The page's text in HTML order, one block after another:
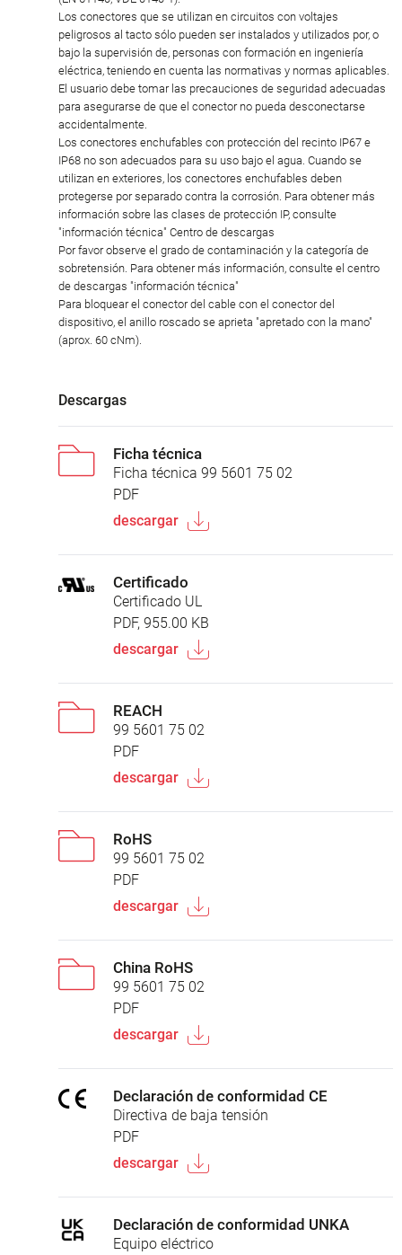
Los conectores que se utilizan en circuitos con voltajes
peligrosos al tacto sólo pueden ser instalados y utilizados por, o
bajo la supervisión de, personas con formación en ingeniería
eléctrica, teniendo en cuenta las normativas y normas aplicables.
El usuario debe tomar las precauciones de seguridad adecuadas
para asegurarse de que el conector no pueda desconectarse
accidentalmente.
Los conectores enchufables con protección del recinto IP67 e
IP68 no son adecuados para su uso bajo el agua. Cuando se
utilizan en exteriores, los conectores enchufables deben
protegerse por separado contra la corrosión. Para obtener más
información sobre las clases de protección IP, consulte
"información técnica" Centro de descargas
Por favor observe el grado de contaminación y la categoría de
sobretensión. Para obtener más información, consulte el centro
de descargas "información técnica"
Para bloquear el conector del cable con el conector del
dispositivo, el anillo roscado se aprieta "apretado con la mano"
(aprox. 60 cNm).
Descargas
Ficha técnica
Ficha técnica 99 5601 75 02
PDF
descargar
Certificado
Certificado UL
PDF, 955.00 KB
descargar
REACH
99 5601 75 02
PDF
descargar
RoHS
99 5601 75 02
PDF
descargar
China RoHS
99 5601 75 02
PDF
descargar
Declaración de conformidad CE
Directiva de baja tensión
PDF
descargar
Declaración de conformidad UNKA
Equipo eléctrico